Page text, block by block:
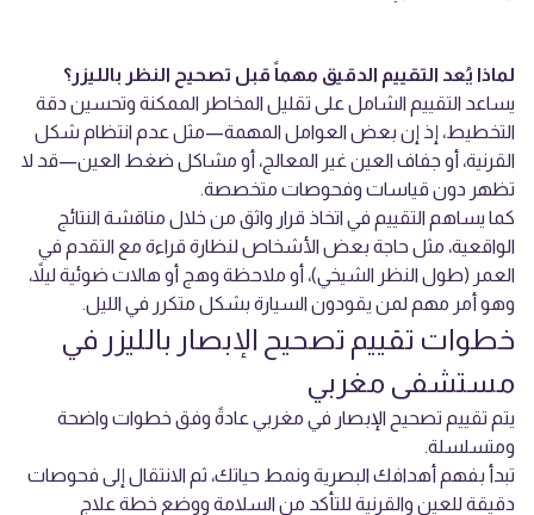
لماذا يُعد التقييم الدقيق مهماً قبل تصحيح النظر بالليزر؟
يساعد التقييم الشامل على تقليل المخاطر الممكنة وتحسين دقة
التخطيط، إذ إن بعض العوامل المهمة—مثل عدم انتظام شكل
القرنية، أو جفاف العين غير المعالج، أو مشاكل ضغط العين—قد لا
تظهر دون قياسات وفحوصات متخصصة.
كما يساهم التقييم في اتخاذ قرار واثق من خلال مناقشة النتائج
الواقعية، مثل حاجة بعض الأشخاص لنظارة قراءة مع التقدم في
العمر (طول النظر الشيخي)، أو ملاحظة وهج أو هالات ضوئية ليلاً،
وهو أمر مهم لمن يقودون السيارة بشكل متكرر في الليل.
خطوات تقييم تصحيح الإبصار بالليزر في
مستشفى مغربي
يتم تقييم تصحيح الإبصار في مغربي عادةً وفق خطوات واضحة
ومتسلسلة.
تبدأ بفهم أهدافك البصرية ونمط حياتك، ثم الانتقال إلى فحوصات
دقيقة للعين والقرنية للتأكد من السلامة ووضع خطة علاج